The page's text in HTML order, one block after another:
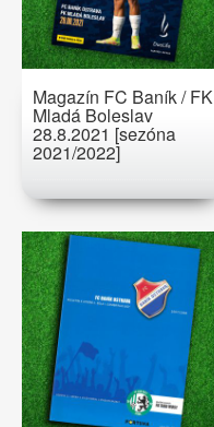
Magazín FC Baník / FK
Mladá Boleslav
28.8.2021 [sezóna
2021/2022]